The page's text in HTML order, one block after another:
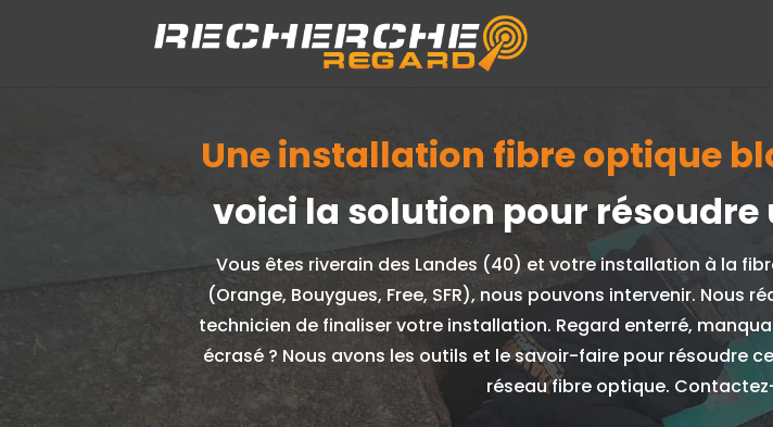
Une installation fibre optique
voici la solution pour
Vous êtes riverain des Landes (40) et votre installation à la
(Orange, Bouygues, Free, SFR), nous pouvons intervenir.
technicien de finaliser votre installation. Regard enterré,
écrasé ? Nous avons les outils et le savoir-faire pour résoudre
réseau fibre optique. Contactez-